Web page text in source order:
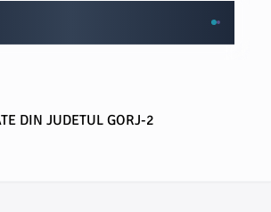
DIN JUDETUL GORJ-2